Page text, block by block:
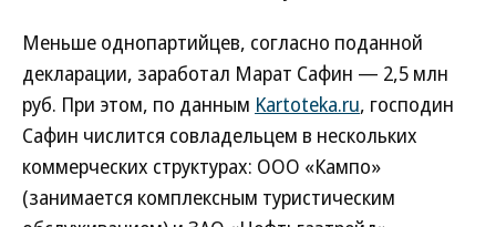
Меньше однопартийцев, согласно поданной
декларации, заработал Марат Сафин — 2,5 млн
руб. При этом, по данным Kartoteka.ru, господин
Сафин числится совладельцем в нескольких
коммерческих структурах: ООО «Кампо»
(занимается комплексным туристическим